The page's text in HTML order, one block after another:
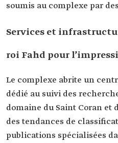
soumis au complexe par
Services et
roi Fahd pour
Le complexe abrite un
dédié au suivi des
domaine du Saint Coran et
des tendances de
publications spécialisées